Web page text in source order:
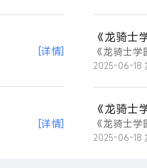
[详情]
[详情]
《龙骑士
《龙骑士
2025-06-18
《龙骑士
《龙骑士
2025-06-18